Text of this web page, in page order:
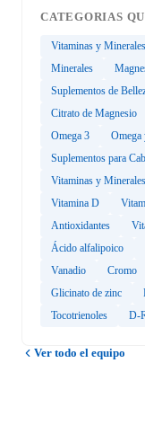
CATEGORIAS
Vitaminas y Minerales
Minerales
Suplementos de
Citrato de Magnesio
Omega 3
Omega
Suplementos para
Vitaminas y
Vitamina D
Antioxidantes
Ácido alfalipoico
Vanadio
Cromo
Glicinato de zinc
Tocotrienoles
D-
Ver todo el equipo